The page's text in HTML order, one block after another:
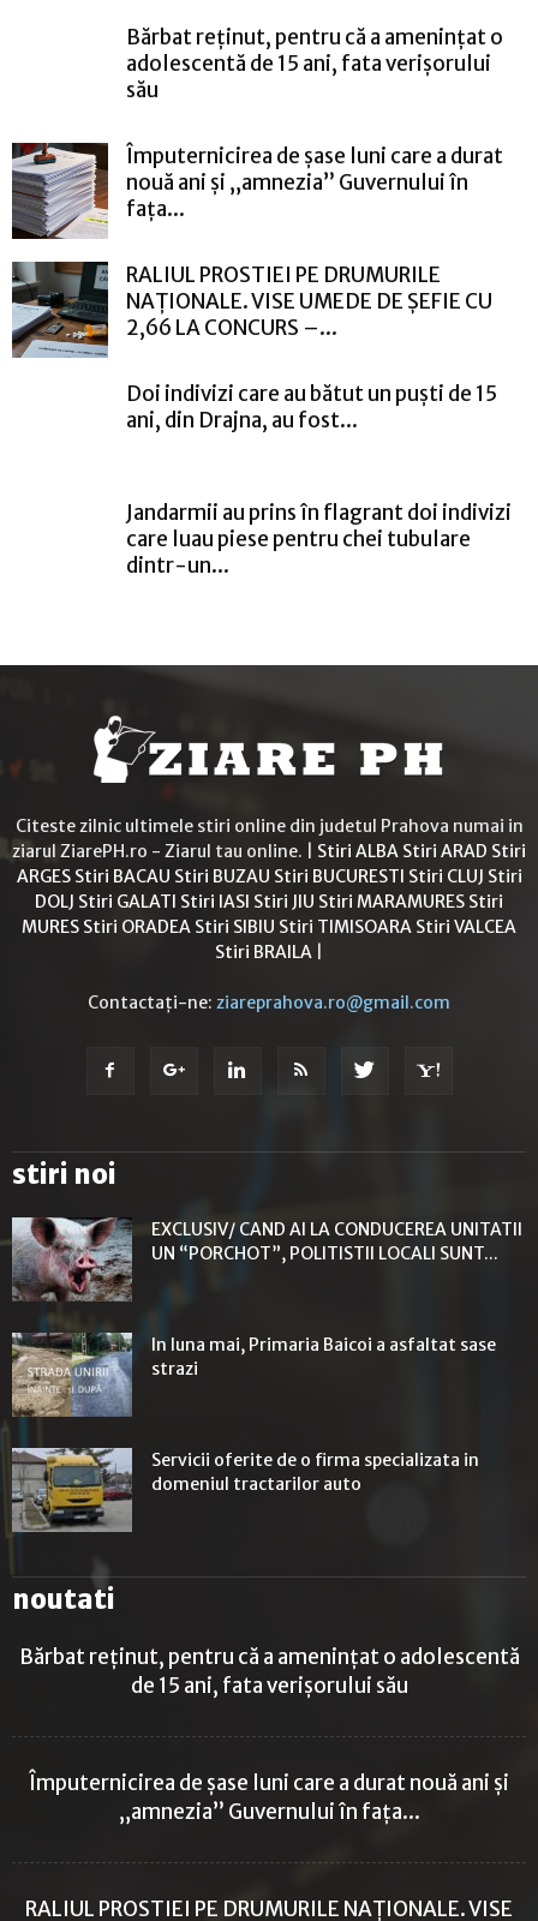
Bărbat reținut, pentru că a amenințat o
adolescentă de 15 ani, fata verișorului
său
Împuternicirea de șase luni care a durat
nouă ani și „amnezia” Guvernului în
fața...
RALIUL PROSTIEI PE DRUMURILE
NAȚIONALE. VISE UMEDE DE ȘEFIE CU
2,66 LA CONCURS –...
Doi indivizi care au bătut un puști de 15
ani, din Drajna, au fost...
Jandarmii au prins în flagrant doi indivizi
care luau piese pentru chei tubulare
dintr-un...
Citeste zilnic ultimele stiri online din judetul Prahova numai in
ziarul ZiarePH.ro - Ziarul tau online. | Stiri ALBA Stiri ARAD Stiri
ARGES Stiri BACAU Stiri BUZAU Stiri BUCURESTI Stiri CLUJ Stiri
DOLJ Stiri GALATI Stiri IASI Stiri JIU Stiri MARAMURES Stiri
MURES Stiri ORADEA Stiri SIBIU Stiri TIMISOARA Stiri VALCEA
Stiri BRAILA
Contactați-ne: ziareprahova.ro@gmail.com
stiri noi
EXCLUSIV/ CAND AI LA CONDUCEREA UNITATII
UN “PORCHOT”, POLITISTII LOCALI SUNT...
In luna mai, Primaria Baicoi a asfaltat sase
strazi
Servicii oferite de o firma specializata in
domeniul tractarilor auto
noutati
Bărbat reținut, pentru că a amenințat o adolescentă
de 15 ani, fata verișorului său
Împuternicirea de șase luni care a durat nouă ani și
„amnezia” Guvernului în fața...
RALIUL PROSTIEI PE DRUMURILE NAȚIONALE. VISE